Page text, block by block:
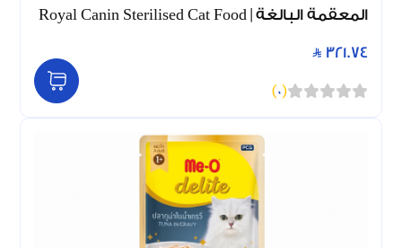
المعقمة البالغة | Royal Canin Sterilised Cat Food
321.74
(
0
)